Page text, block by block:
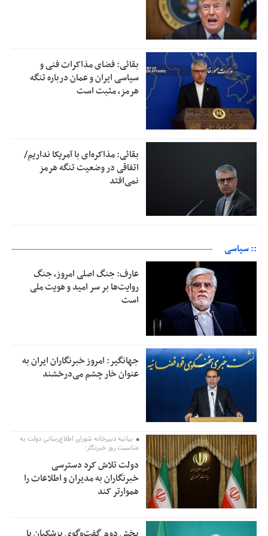
بقائی: فضای مذاکرات فنی و
سیاسی ایران و عمان درباره تنگه
هرمز، مثبت است
بقائی: مذاکره‌ای با آمریکا نداریم/
اتفاقی در وضعیت تنگه هرمز
نمی‌افتد
:: سیاسی
عارف: جنگ اصلی امروز، جنگ
روایت‌ها بر سر امید و هویت ملی
است
جهانگیر: امروز خبرنگاران ایران به
عنوان خار چشم می‌درخشند
بیانیه دبیرخانه شورای اطلاع‌رسانی دولت به
مناسبت روز خبرنگار:
دولت تلاش کرد دسترسی
خبرنگاران به مدیران و اطلاعات را
هموارتر کند